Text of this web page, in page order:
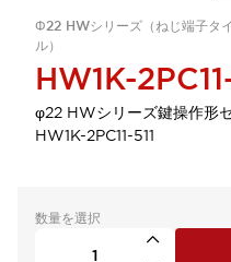
Φ22 HWシリーズ（ねじ端子タ
ル）
HW1K-
φ22 HWシリーズ鍵操作形
HW1K-2PC11-511
数量を選択